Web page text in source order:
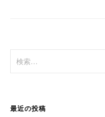
ョ
ン
索
最近の投稿